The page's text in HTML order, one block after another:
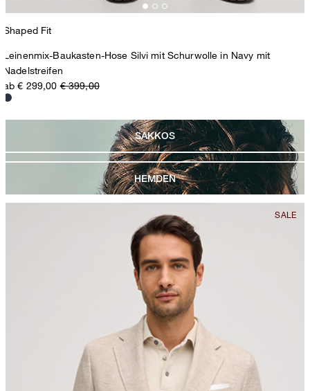
Shaped Fit
Leinenmix-Baukasten-Hose Silvi mit Schurwolle in Navy mit
Nadelstreifen
ab € 299,00 € 399,00
SAKKOS
HEMDEN